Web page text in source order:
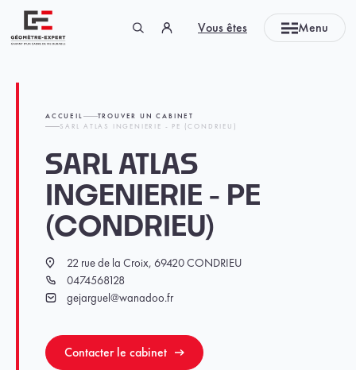
Vous êtes Menu
ACCUEIL
TROUVER UN CABINET
SARL ATLAS INGENIERIE - PE (CONDRIEU)
SARL ATLAS
INGENIERIE - PE
(CONDRIEU)
Localisation
22 rue de la Croix, 69420 CONDRIEU
Téléphone
0474568128
Emailgejarguel@wanadoo.fr
Contacter le cabinet
Panneau de gestion des cookies